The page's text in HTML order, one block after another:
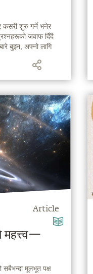
कसरी शुरु गर्ने भनेर
जवाफ दिँदै
बुझ्न, अफ्नो लागि
विभिन्न
Article
महत्त्व—
सबैभन्दा मूलभूत पक्ष